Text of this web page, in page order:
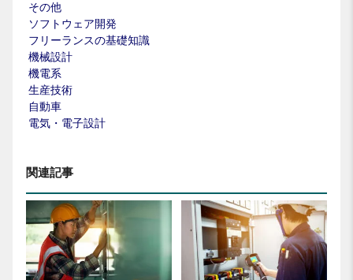
その他
ソフトウェア開発
フリーランスの基礎知識
機械設計
機電系
生産技術
自動車
電気・電子設計
関連記事